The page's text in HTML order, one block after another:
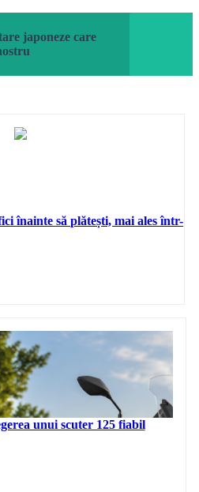
japoneze care
înainte să plătești, mai ales într-
unui scuter 125 fiabil